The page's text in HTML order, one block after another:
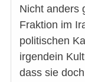
Nicht anders
Fraktion im
politischen
irgendein
dass sie